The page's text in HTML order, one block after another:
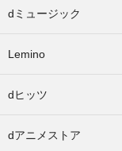
dミュージック
Lemino
dヒッツ
dアニメストア